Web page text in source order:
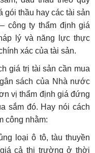
gói thầu hay các tài sản
công ty thẩm định giá
lý và năng lực thực
xác của tài sản.
giá trị tài sản cần mua
sách của Nhà nước
vị thẩm định giá đứng
sắm đó. Hay nói cách
công nhằm:
loại ô tô, tàu thuyền
cả thị trường ở thời